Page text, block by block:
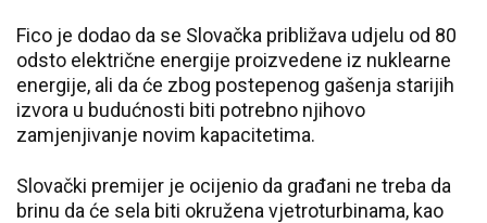
Fico je dodao da se Slovačka približava udjelu od 80
odsto električne energije proizvedene iz nuklearne
energije, ali da će zbog postepenog gašenja starijih
izvora u budućnosti biti potrebno njihovo
zamjenjivanje novim kapacitetima.
Slovački premijer je ocijenio da građani ne treba da
brinu da će sela biti okružena vjetroturbinama, kao